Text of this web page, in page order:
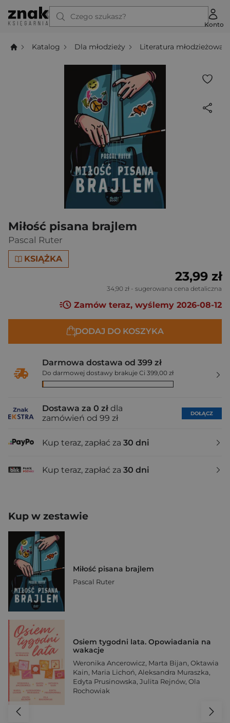
Czego szukasz?
Konto
Katalog Dla młodzieży Literatura młodzieżowa
Miłość pisana brajlem
Pascal Ruter
KSIĄŻKA
23,99 zł
34,90 zł - sugerowana cena detaliczna
Zamów teraz, wyślemy 2026-08-12
DODAJ DO KOSZYKA
Darmowa dostawa od 399 zł
Do darmowej dostawy brakuje Ci 399,00 zł
Dostawa za 0 zł dla
zamówień od 99 zł
DOŁĄCZ
Kup teraz, zapłać za 30 dni
Kup teraz, zapłać za 30 dni
Kup w zestawie
Miłość pisana brajlem
Pascal Ruter
Osiem tygodni lata. Opowiadania na
wakacje
Weronika Ancerowicz, Marta Bijan, Oktawia
Kain, Maria Lichoń, Aleksandra Muraszka,
Edyta Prusinowska, Julita Rejnów, Ola
Rochowiak